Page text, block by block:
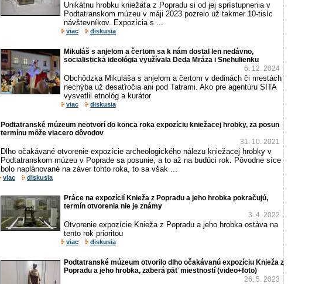
Unikátnu hrobku kniežaťa z Popradu si od jej sprístupnenia v
Podtatranskom múzeu v máji 2023 pozrelo už takmer 10-tisíc
návštevníkov. Expozícia s ...
viac diskusia
Mikuláš s anjelom a čertom sa k nám dostal len nedávno,
socialistická ideológia využívala Deda Mráza i Snehulienku
6. 12. 2024
Obchôdzka Mikuláša s anjelom a čertom v dedinách či mestách
nechýba už desaťročia ani pod Tatrami. Ako pre agentúru SITA
vysvetlil etnológ a kurátor
viac diskusia
Podtatranské múzeum neotvorí do konca roka expozíciu kniežacej hrobky, za posun
termínu môže viacero dôvodov
31. 10. 2021
Dlho očakávané otvorenie expozície archeologického nálezu kniežacej hrobky v
Podtatranskom múzeu v Poprade sa posunie, a to až na budúci rok. Pôvodne síce
bolo naplánované na záver tohto roka, to sa však ...
viac diskusia
Práce na expozícií Knieža z Popradu a jeho hrobka pokračujú,
termín otvorenia nie je známy
3. 4. 2022
Otvorenie expozície Knieža z Popradu a jeho hrobka ostáva na
tento rok prioritou
viac diskusia
Podtatranské múzeum otvorilo dlho očakávanú expozíciu Knieža z
Popradu a jeho hrobka, zaberá päť miestností (video+foto)
26. 5. 2023